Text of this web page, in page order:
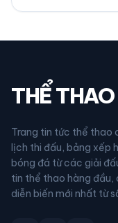
THỂ
Trang tin tức thể thao
lịch thi đấu, bảng xếp
bóng đá từ các giải
tin thể thao hàng
diễn biến mới nhất từ